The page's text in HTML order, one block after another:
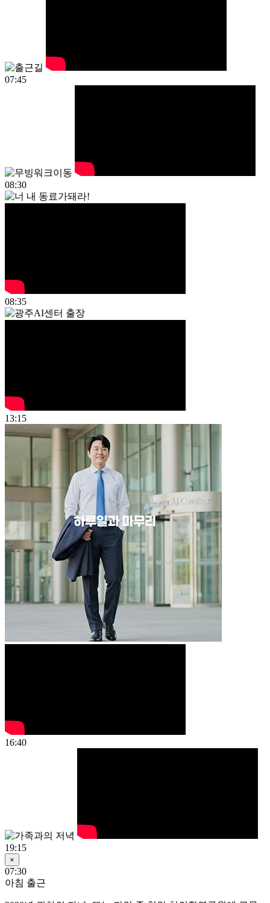
07:45
08:30
08:35
13:15
16:40
19:15
×
07:30
아침 출근